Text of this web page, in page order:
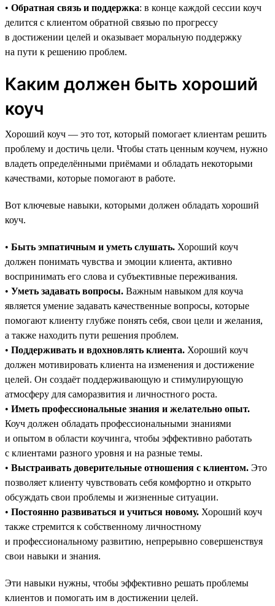
• Обратная связь и поддержка: в конце каждой сессии коуч
делится с клиентом обратной связью по прогрессу
в достижении целей и оказывает моральную поддержку
на пути к решению проблем.
Каким должен быть хороший
коуч
Хороший коуч — это тот, который помогает клиентам решить
проблему и достичь цели. Чтобы стать ценным коучем, нужно
владеть определёнными приёмами и обладать некоторыми
качествами, которые помогают в работе.
Вот ключевые навыки, которыми должен обладать хороший
коуч.
• Быть эмпатичным и уметь слушать. Хороший коуч
должен понимать чувства и эмоции клиента, активно
воспринимать его слова и субъективные переживания.
• Уметь задавать вопросы. Важным навыком для коуча
является умение задавать качественные вопросы, которые
помогают клиенту глубже понять себя, свои цели и желания,
а также находить пути решения проблем.
• Поддерживать и вдохновлять клиента. Хороший коуч
должен мотивировать клиента на изменения и достижение
целей. Он создаёт поддерживающую и стимулирующую
атмосферу для саморазвития и личностного роста.
• Иметь профессиональные знания и желательно опыт.
Коуч должен обладать профессиональными знаниями
и опытом в области коучинга, чтобы эффективно работать
с клиентами разного уровня и на разные темы.
• Выстраивать доверительные отношения с клиентом. Это
позволяет клиенту чувствовать себя комфортно и открыто
обсуждать свои проблемы и жизненные ситуации.
• Постоянно развиваться и учиться новому. Хороший коуч
также стремится к собственному личностному
и профессиональному развитию, непрерывно совершенствуя
свои навыки и знания.
Эти навыки нужны, чтобы эффективно решать проблемы
клиентов и помогать им в достижении целей.